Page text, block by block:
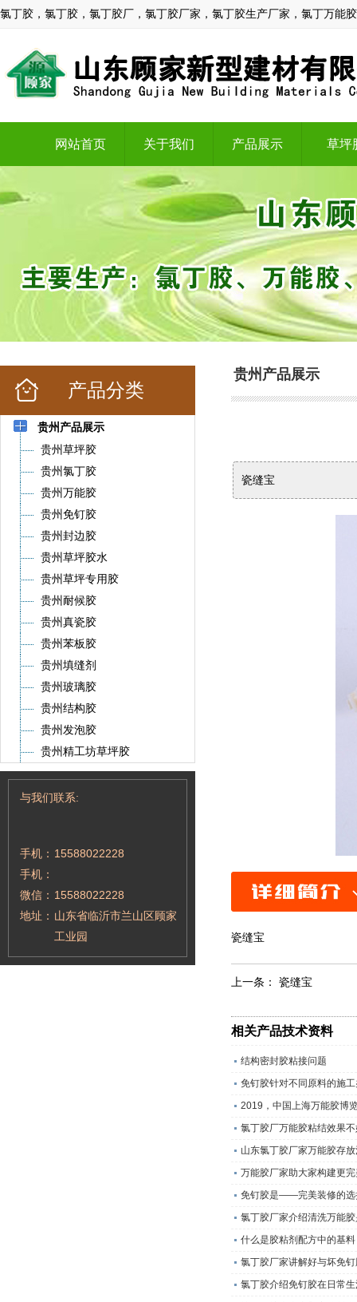
氯丁胶，氯丁胶，氯丁胶厂，氯丁胶厂家，氯丁胶生产厂家，氯丁万能
网站首页 关于我们 产品展示 草坪
产品分类
贵州产品展示
贵州草坪胶
贵州氯丁胶
贵州万能胶
贵州免钉胶
贵州封边胶
贵州草坪胶水
贵州草坪专用胶
贵州耐候胶
贵州真瓷胶
贵州苯板胶
贵州填缝剂
贵州玻璃胶
贵州结构胶
贵州发泡胶
贵州精工坊草坪胶
与我们联系:
手机： 15588022228
手机：
微信： 15588022228
地址： 山东省临沂市兰山区顾家
工业园
贵州产品展示
瓷缝宝
瓷缝宝
上一条： 瓷缝宝
相关产品技术资料
结构密封胶粘接问题
免钉胶针对不同原料的施
2019，中国上海万能胶博
氯丁胶厂万能胶粘结效果
山东氯丁胶厂家万能胶存
万能胶厂家助大家构建更
免钉胶是——完美装修的选
氯丁胶厂家介绍清洗万能
什么是胶粘剂配方中的基料
氯丁胶厂家讲解好与坏免
氯丁胶介绍免钉胶在日常